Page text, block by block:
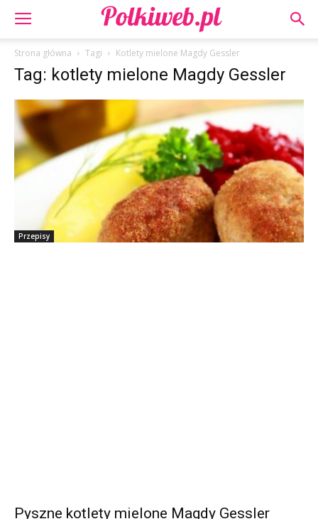
Strona główna Tagi Kotlety mielone Magdy Gessler
Tag: kotlety mielone Magdy Gessler
Przepisy
Pyszne kotlety mielone Magdy Gessler